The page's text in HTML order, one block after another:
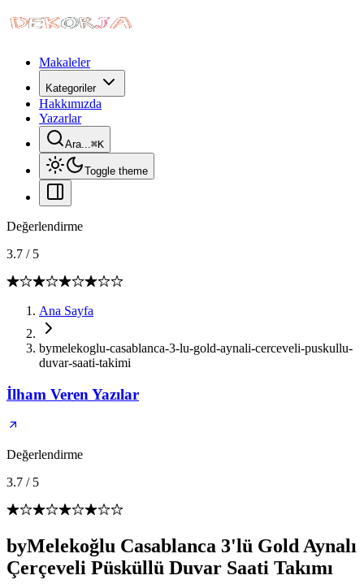
Makaleler
Kategoriler
Hakkımızda
Yazarlar
Ara...⌘K
Toggle theme
Değerlendirme
3.7 / 5
Ana Sayfa
bymelekoglu-casablanca-3-lu-gold-aynali-cerceveli-puskullu-
duvar-saati-takimi
İlham Veren Yazılar
Değerlendirme
3.7 / 5
byMelekoğlu Casablanca 3'lü Gold Aynalı
Çerçeveli Püsküllü Duvar Saati Takımı